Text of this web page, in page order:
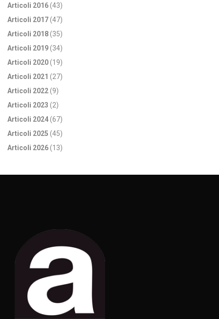
Articoli 2016(43)
Articoli 2017(47)
Articoli 2018(35)
Articoli 2019(34)
Articoli 2020(19)
Articoli 2021 (27)
Articoli 2022(9)
Articoli 2023 (2)
Articoli 2024(67)
Articoli 2025 (45)
Articoli 2026(13)